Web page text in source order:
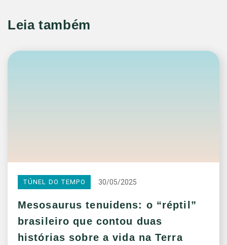
Leia também
TÚNEL DO TEMPO 30/05/2025
Mesosaurus tenuidens: o “réptil”
brasileiro que contou duas
histórias sobre a vida na Terra